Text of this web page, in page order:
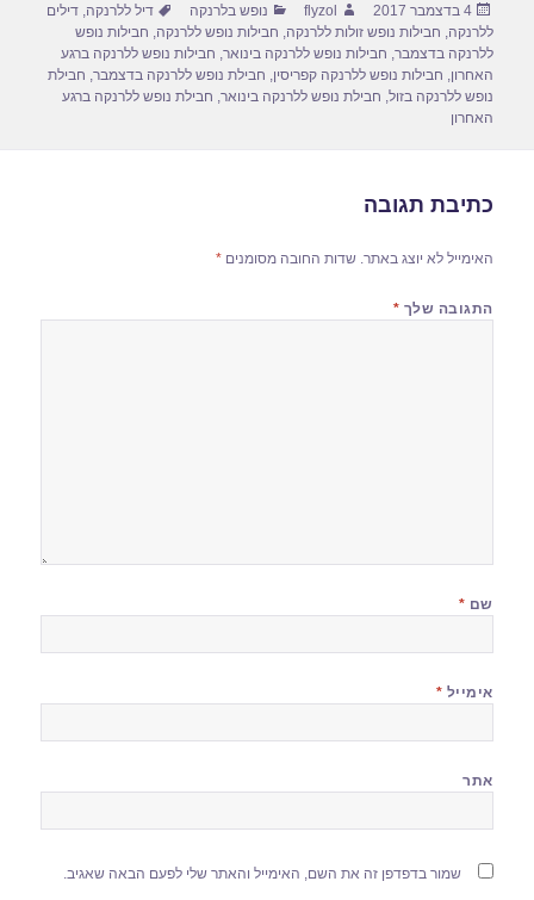
e
b
o
o
d
o
e
פורסם
בתאריך
4 בדצמבר 2017 מחבר
flyzol קטגוריות
נופש בלרנקה תגיות
דיל ללרנקה,דילים
ללרנקה, חבילות נופש זולות ללרנקה, חבילות נופש ללרנקה, חבילות נופש
ללרנקה בדצמבר, חבילות נופש ללרנקה בינואר, חבילות נופש ללרנקה ברגע
האחרון, חבילות נופש ללרנקה קפריסין, חבילת נופש ללרנקה בדצמבר, חבילת
נופש ללרנקה בזול, חבילת נופש ללרנקה בינואר, חבילת נופש ללרנקה ברגע
האחרון
כתיבת תגובה
האימייל לא יוצג באתר. שדות החובה מסומנים*
התגובה שלך *
שם *
אימייל *
אתר
שמור בדפדפן זה את השם, האימייל והאתר שלי לפעם הבאה שאגיב.